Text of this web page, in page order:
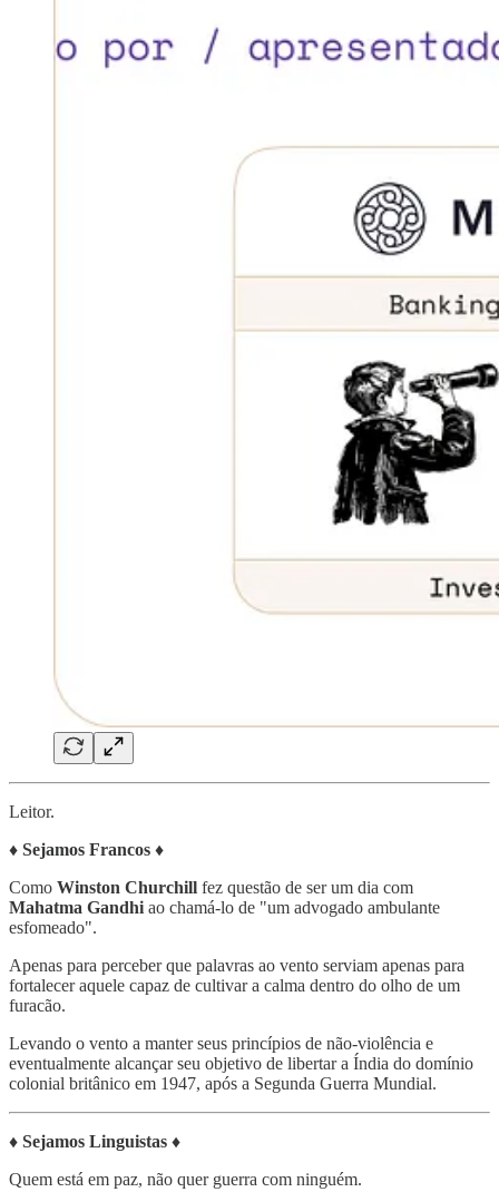
Leitor.
♦ Sejamos Francos ♦
Como Winston Churchill fez questão de ser um dia com
Mahatma Gandhi ao chamá-lo de "um advogado ambulante
esfomeado".
Apenas para perceber que palavras ao vento serviam apenas para
fortalecer aquele capaz de cultivar a calma dentro do olho de um
furacão.
Levando o vento a manter seus princípios de não-violência e
eventualmente alcançar seu objetivo de libertar a Índia do domínio
colonial britânico em 1947, após a Segunda Guerra Mundial.
♦ Sejamos Linguistas ♦
Quem está em paz, não quer guerra com ninguém.